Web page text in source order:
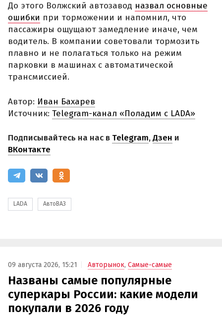
До этого Волжский автозавод назвал основные
ошибки при торможении и напомнил, что
пассажиры ощущают замедление иначе, чем
водитель. В компании советовали тормозить
плавно и не полагаться только на режим
парковки в машинах с автоматической
трансмиссией.
Автор: Иван Бахарев
Источник: Telegram-канал «Поладим с LADA»
Подписывайтесь на нас в Telegram,Дзен и
ВКонтакте
LADA АвтоВАЗ
09 августа 2026, 15:21 Авторынок, Самые-самые
Названы самые популярные
суперкары России: какие модели
покупали в 2026 году